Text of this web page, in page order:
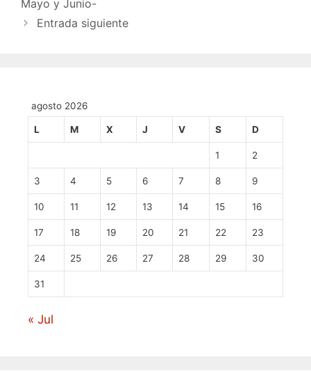
Mayo y Junio-
Entrada siguiente
agosto 2026
L M X J V S D
1 2
3 4 5 6 7 8 9
10 11 12 13 14 15 16
17 18 19 20 21 22 23
24 25 26 27 28 29 30
31
« Jul